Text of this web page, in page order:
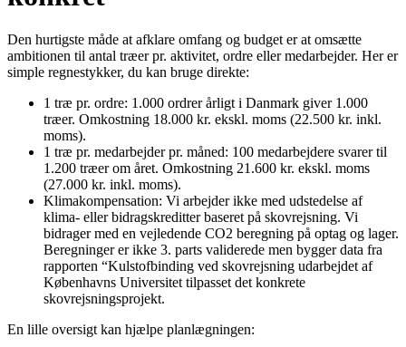
Den hurtigste måde at afklare omfang og budget er at omsætte
ambitionen til antal træer pr. aktivitet, ordre eller medarbejder. Her er
simple regnestykker, du kan bruge direkte:
1 træ pr. ordre: 1.000 ordrer årligt i Danmark giver 1.000
træer. Omkostning 18.000 kr. ekskl. moms (22.500 kr. inkl.
moms).
1 træ pr. medarbejder pr. måned: 100 medarbejdere svarer til
1.200 træer om året. Omkostning 21.600 kr. ekskl. moms
(27.000 kr. inkl. moms).
Klimakompensation: Vi arbejder ikke med udstedelse af
klima- eller bidragskreditter baseret på skovrejsning. Vi
bidrager med en vejledende CO2 beregning på optag og lager.
Beregninger er ikke 3. parts validerede men bygger data fra
rapporten “Kulstofbinding ved skovrejsning udarbejdet af
Københavns Universitet tilpasset det konkrete
skovrejsningsprojekt.
En lille oversigt kan hjælpe planlægningen: